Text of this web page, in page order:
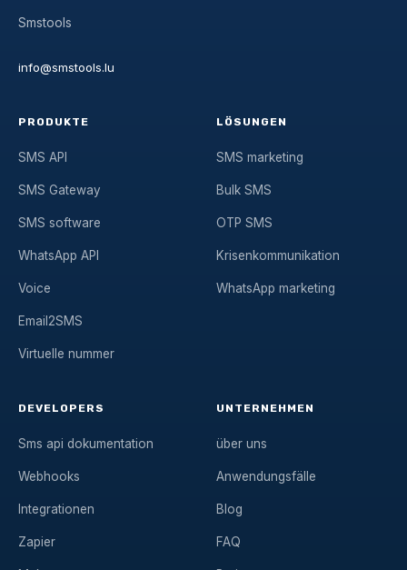
Smstools
info@smstools.lu
PRODUKTE
SMS API
SMS Gateway
SMS software
WhatsApp API
Voice
Email2SMS
Virtuelle nummer
LÖSUNGEN
SMS marketing
Bulk SMS
OTP SMS
Krisenkommunikation
WhatsApp marketing
DEVELOPERS
Sms api dokumentation
Webhooks
Integrationen
Zapier
UNTERNEHMEN
über uns
Anwendungsfälle
Blog
FAQ